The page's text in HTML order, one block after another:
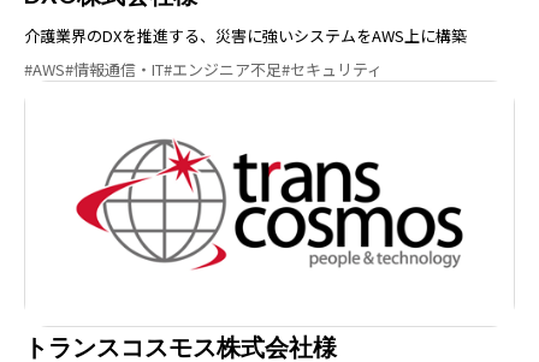
介護業界のDXを推進する、災害に強いシステムをAWS上に構築
#AWS#情報通信・IT#エンジニア不足#セキュリティ
トランスコスモス株式会社様